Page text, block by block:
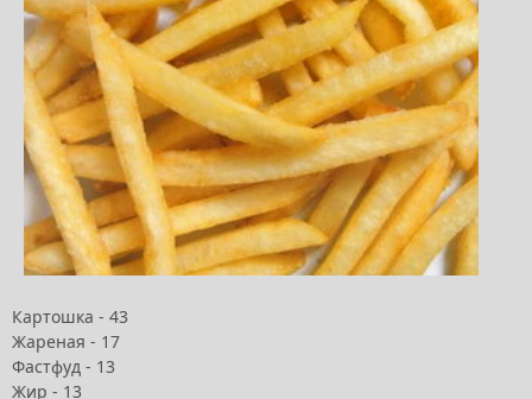
Картошка - 43
Жареная - 17
Фастфуд - 13
Жир - 13